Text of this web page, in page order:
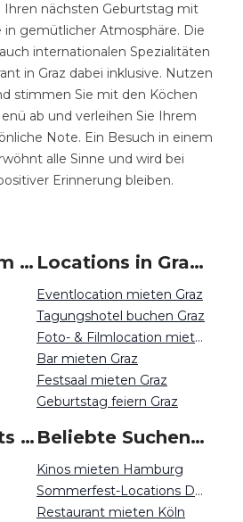
Ihren nächsten Geburtstag mit
in gemütlicher Atmosphäre. Die
internationalen Spezialitäten
in Graz dabei inklusive. Nutzen
stimmen Sie mit den Köchen
ab und verleihen Sie Ihrem
Note. Ein Besuch in einem
alle Sinne und wird bei
Erinnerung bleiben.
Restaurants um Graz Locations in Graz mieten
Eventlocation mieten Graz
Tagungshotel buchen Graz
Foto- & Filmlocation mieten Graz
Bar mieten Graz
Festsaal mieten Graz
Geburtstag feiern Graz
Beliebte Events in Graz Beliebte Suchen auf Event Inc
Kinos mieten Hamburg
Sommerfest-Locations Düsseldorf
Restaurant mieten Köln